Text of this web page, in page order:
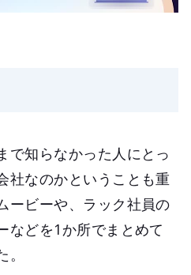
で知らなかった人にとっ
社なのかということも重
ービーや、ラック社員の
などを1か所でまとめて